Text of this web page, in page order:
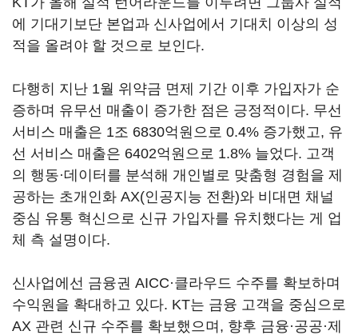
에 기대기보단 본업과 신사업에서 기대치 이상의 성
적을 올려야 할 것으로 보인다.
다행히 지난 1월 위약금 면제 기간 이후 가입자가 순
증하며 유무선 매출이 증가한 점은 긍정적이다. 무선
서비스 매출은 1조 6830억원으로 0.4% 증가했고, 유
선 서비스 매출은 6402억원으로 1.8% 늘었다. 고객
의 행동·데이터를 분석해 개인별로 맞춤형 경험을 제
공하는 초개인화 AX(인공지능 전환)와 비대면 채널
중심 유통 혁신으로 신규 가입자를 유치했다는 게 업
체 측 설명이다.
신사업에선 금융권 AICC·클라우드 수주를 확보하며
수익원을 확대하고 있다. KT는 금융 고객을 중심으로
AX 관련 신규 수주를 확보했으며, 향후 금융·공공·제